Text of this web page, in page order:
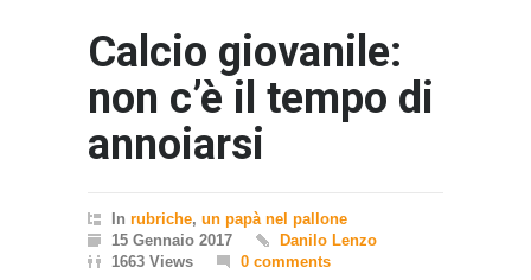
Calcio giovanile:
non c’è il tempo di
annoiarsi
In rubriche, un papà nel pallone
15 Gennaio 2017
Danilo Lenzo
1663 Views
0 comments